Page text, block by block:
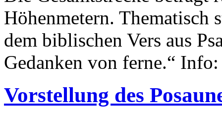
Höhenmetern.
dem biblischen Vers aus
Gedanken von ferne.“
Vorstellung des